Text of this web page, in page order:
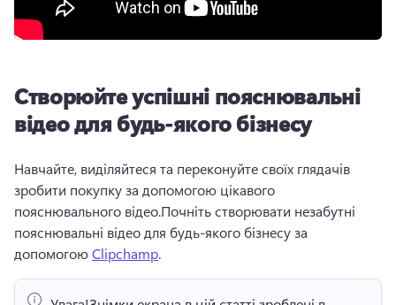
Створюйте успішні пояснювальні
відео для будь-якого бізнесу
Навчайте, виділяйтеся та переконуйте своїх глядачів
зробити покупку за допомогою цікавого
пояснювального відео.Почніть створювати незабутні
пояснювальні відео для будь-якого бізнесу за
допомогою Clipchamp.